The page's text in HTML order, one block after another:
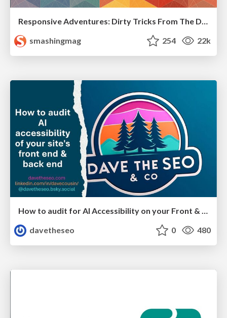
Responsive Adventures: Dirty Tricks From The Dark Corners of Front-End
smashingmag
254 22k
How to audit for AI Accessibility on your Front & Back End
davetheseo
0 480